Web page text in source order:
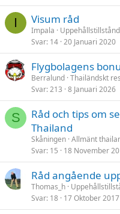
I Visum råd
Impala
Svar 14 20 Januari 2020
Flygbolagens
Berralund Thailändskt
Svar 213 8 Januari 2026
S
Råd och tips om
Thailand
Skåningen Allmänt
Svar 15 18 November
Råd angående
Thomas_h
Svar 18 17 Oktober 2017